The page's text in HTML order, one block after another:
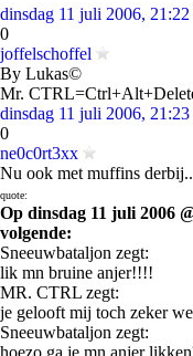
dinsdag 11 juli 2006,
0
joffelschoffel
By Lukas©
Mr.
dinsdag 11 juli 2006,
0
ne0c0rt3xx
Nu ook met muffins derbij..
quote:
Op dinsdag 11 juli 2006
volgende:
Sneeuwbataljon zegt:
lik mn bruine anjer!!!!
MR. CTRL zegt:
je gelooft mij toch zeker
Sneeuwbataljon zegt:
hoezo ga je mn anjer